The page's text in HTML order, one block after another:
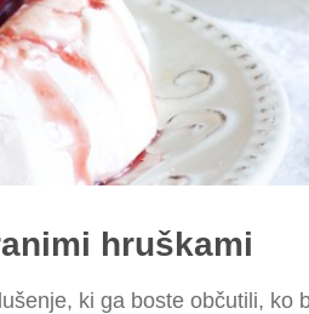
hruškami
ki ga boste občutili, ko